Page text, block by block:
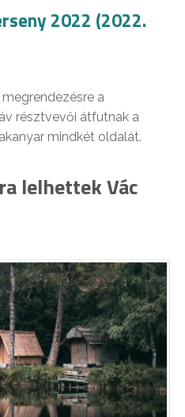
2022 (2022.
a
résztvevői átfutnak a
mindkét oldalát.
lelhettek Vác